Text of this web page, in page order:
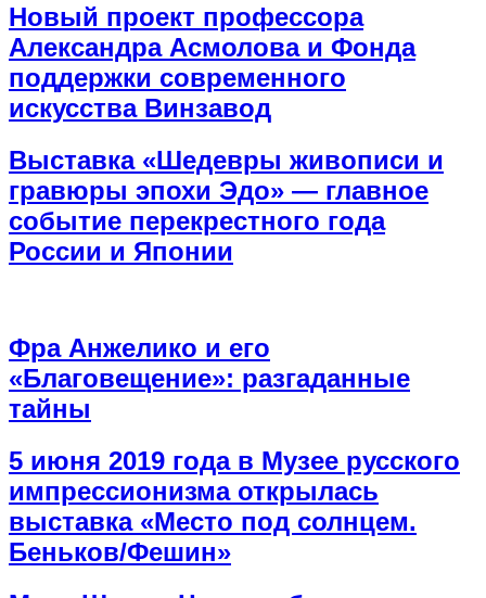
Новый проект профессора
Александра Асмолова и Фонда
поддержки современного
искусства Винзавод
Выставка «Шедевры живописи и
гравюры эпохи Эдо» — главное
событие перекрестного года
России и Японии
Фра Анжелико и его
«Благовещение»: разгаданные
тайны
5 июня 2019 года в Музее русского
импрессионизма открылась
выставка «Место под солнцем.
Беньков/Фешин»